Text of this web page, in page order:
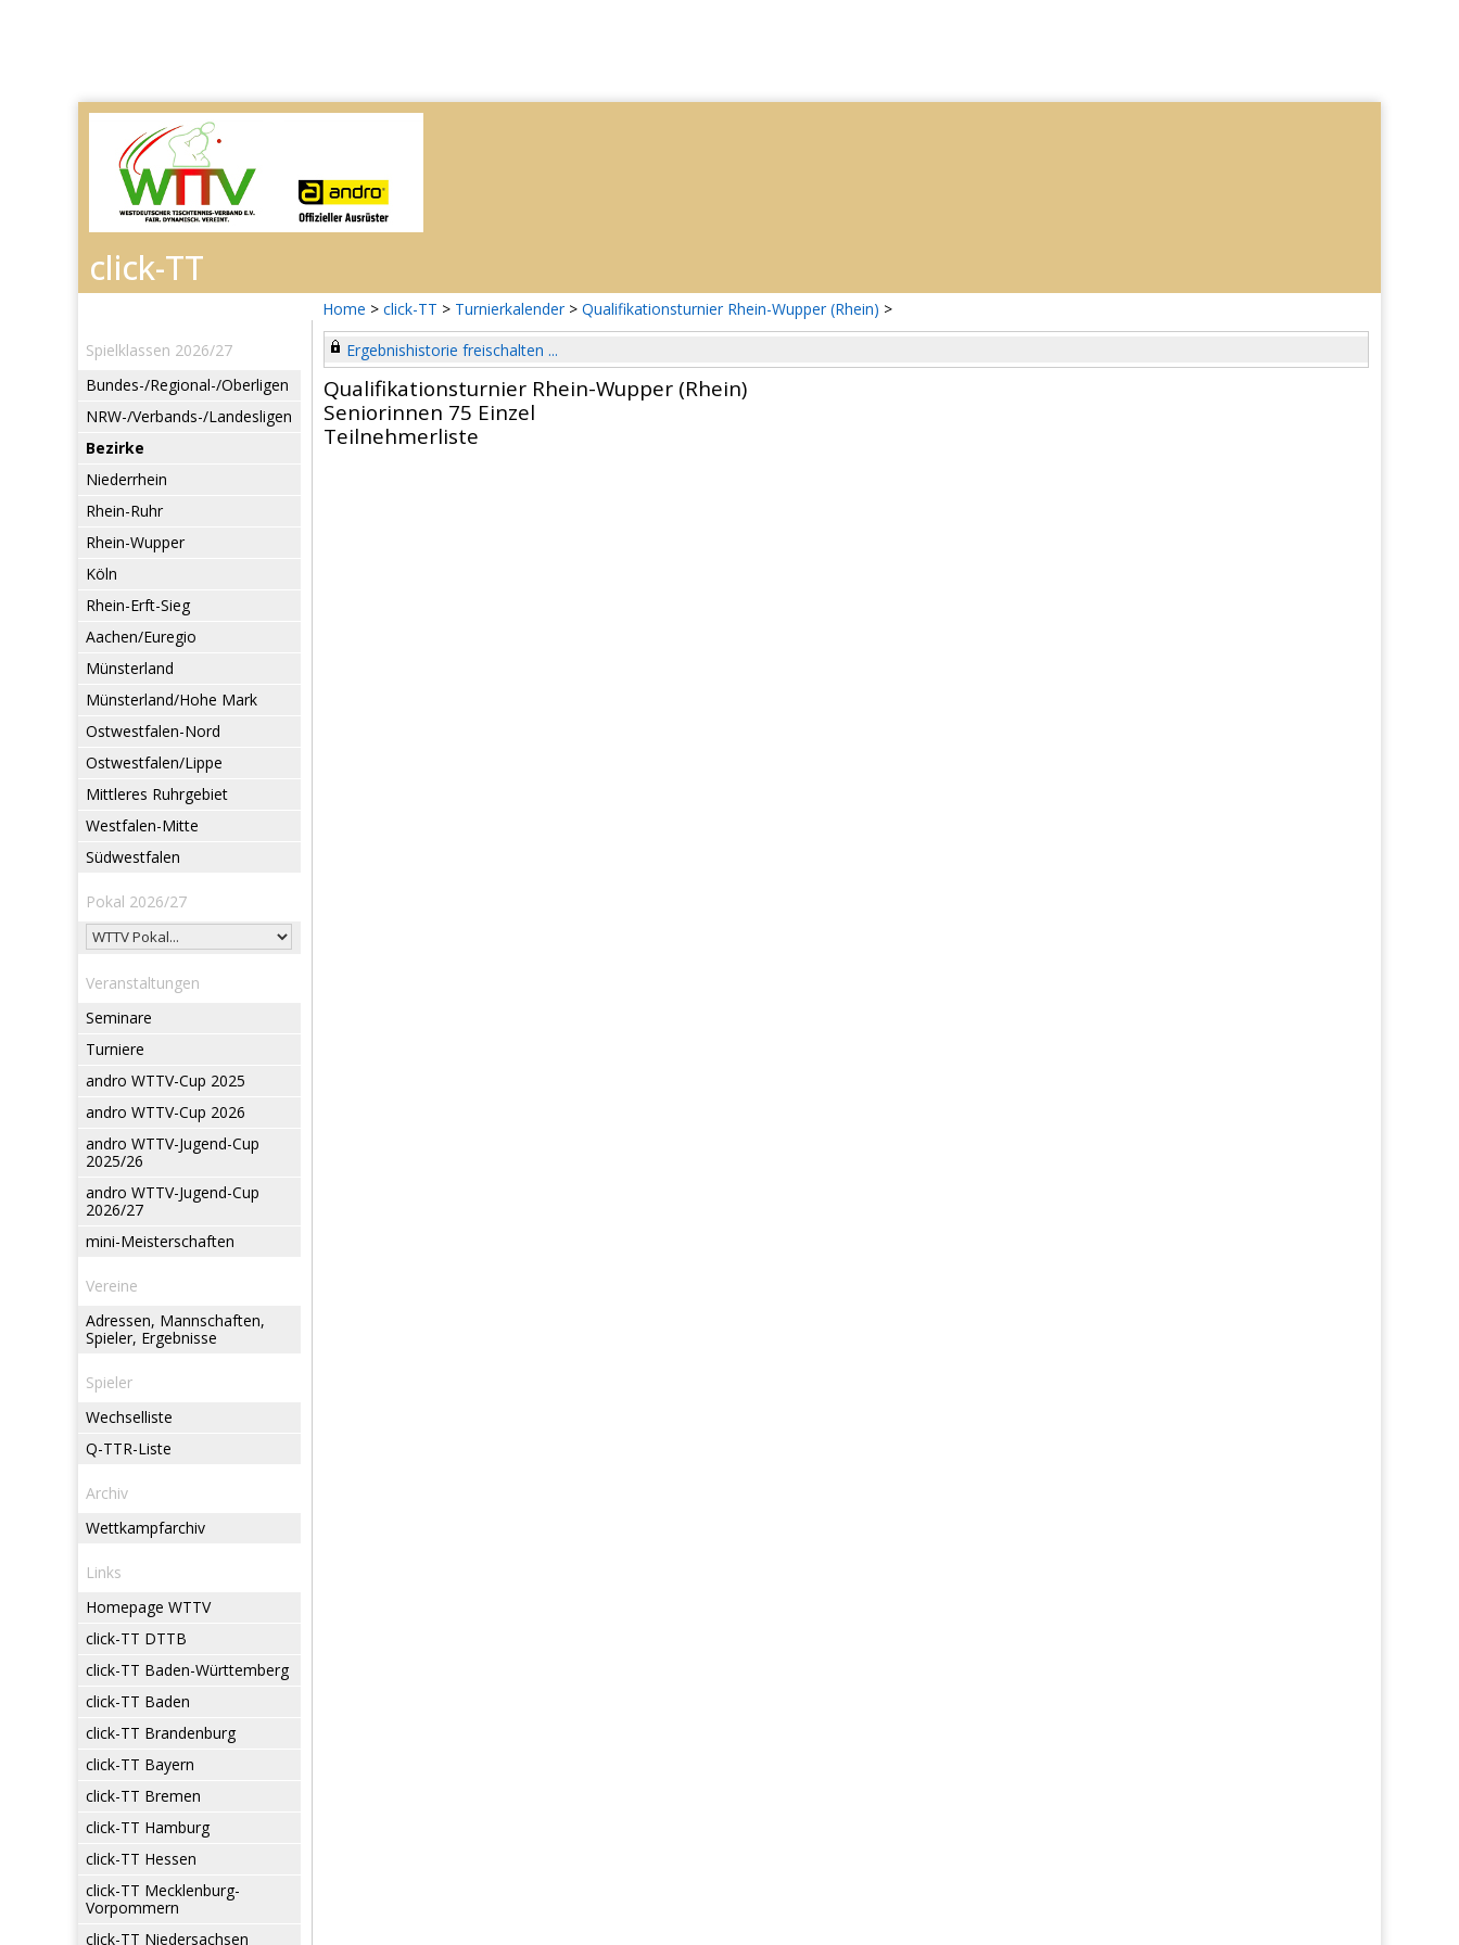
Home > click-TT > Turnierkalender > Qualifikationsturnier Rhein-Wupper (Rhein) >
Spielklassen 2026/27
Bundes-/Regional-/Oberligen
NRW-/Verbands-/Landesligen
Bezirke
Niederrhein
Rhein-Ruhr
Rhein-Wupper
Köln
Rhein-Erft-Sieg
Aachen/Euregio
Münsterland
Münsterland/Hohe Mark
Ostwestfalen-Nord
Ostwestfalen/Lippe
Mittleres Ruhrgebiet
Westfalen-Mitte
Südwestfalen
Pokal 2026/27
Veranstaltungen
Seminare
Turniere
andro WTTV-Cup 2025
andro WTTV-Cup 2026
andro WTTV-Jugend-Cup
2025/26
andro WTTV-Jugend-Cup
2026/27
mini-Meisterschaften
Vereine
Adressen, Mannschaften,
Spieler, Ergebnisse
Spieler
Wechselliste
Q-TTR-Liste
Archiv
Wettkampfarchiv
Links
Homepage WTTV
click-TT DTTB
click-TT Baden-Württemberg
click-TT Baden
click-TT Brandenburg
click-TT Bayern
click-TT Bremen
click-TT Hamburg
click-TT Hessen
click-TT Mecklenburg-
Vorpommern
click-TT Niedersachsen
Ergebnishistorie freischalten ...
Qualifikationsturnier Rhein-Wupper (Rhein)
Seniorinnen 75 Einzel
Teilnehmerliste